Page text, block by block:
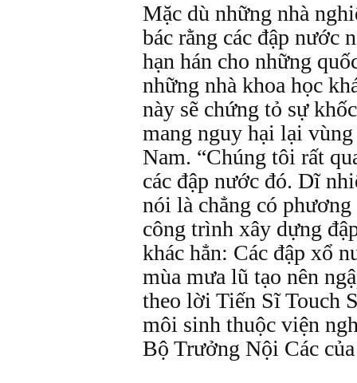
Mặc dù những nhà
bác rằng các đập nước
hạn hán cho những
những nhà khoa học
này sẽ chứng tỏ sự
mang nguy hại lại
Nam. “Chúng tôi rất
các đập nước đó. Dĩ
nói là chẳng có
công trình xây dựng
khác hẳn: Các đập xổ
mùa mưa lũ tạo nên
theo lời Tiến Sĩ Touch
môi sinh thuộc viện
Bộ Trưởng Nội Các